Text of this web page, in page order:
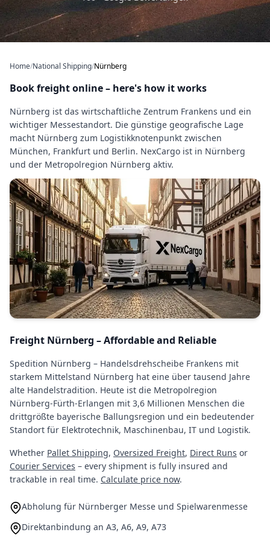
Home/National Shipping/Nürnberg
Book freight online – here's how it works
Nürnberg ist das wirtschaftliche Zentrum Frankens und ein
wichtiger Messestandort. Die günstige geografische Lage
macht Nürnberg zum Logistikknotenpunkt zwischen
München, Frankfurt und Berlin. NexCargo ist in Nürnberg
und der Metropolregion Nürnberg aktiv.
Freight Nürnberg – Affordable and Reliable
Spedition Nürnberg – Handelsdrehscheibe Frankens mit
starkem Mittelstand Nürnberg hat eine über tausend Jahre
alte Handelstradition. Heute ist die Metropolregion
Nürnberg-Fürth-Erlangen mit 3,6 Millionen Menschen die
drittgrößte bayerische Ballungsregion und ein bedeutender
Standort für Elektrotechnik, Maschinenbau, IT und Logistik.
Whether Pallet Shipping, Oversized Freight, Direct Runs or
Courier Services – every shipment is fully insured and
trackable in real time. Calculate price now.
Abholung für Nürnberger Messe und Spielwarenmesse
Direktanbindung an A3, A6, A9, A73